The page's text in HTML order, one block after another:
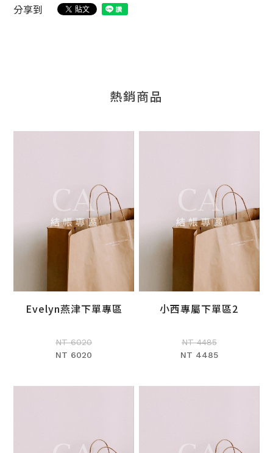
分享到
熱銷商品
Evelyn燕津下單專區
NT 6020
NT 6020
小西專屬下單區2
NT 4485
NT 4485